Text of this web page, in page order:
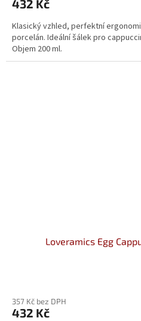
432 Kč
Klasický vzhled, perfektní
porcelán. Ideální šálek pro
Objem 200 ml.
Loveramics Egg
produktu
je
357 Kč bez DPH
432 Kč